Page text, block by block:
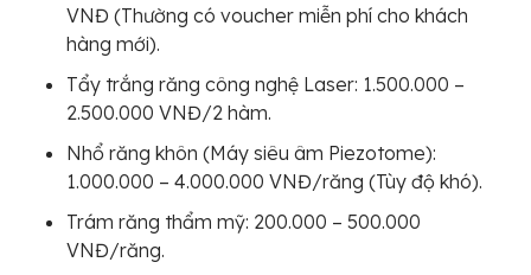
VNĐ (Thường có voucher miễn phí cho khách
hàng mới).
Tẩy trắng răng công nghệ Laser: 1.500.000 –
2.500.000 VNĐ/2 hàm.
Nhổ răng khôn (Máy siêu âm Piezotome):
1.000.000 – 4.000.000 VNĐ/răng (Tùy độ khó).
Trám răng thẩm mỹ: 200.000 – 500.000
VNĐ/răng.